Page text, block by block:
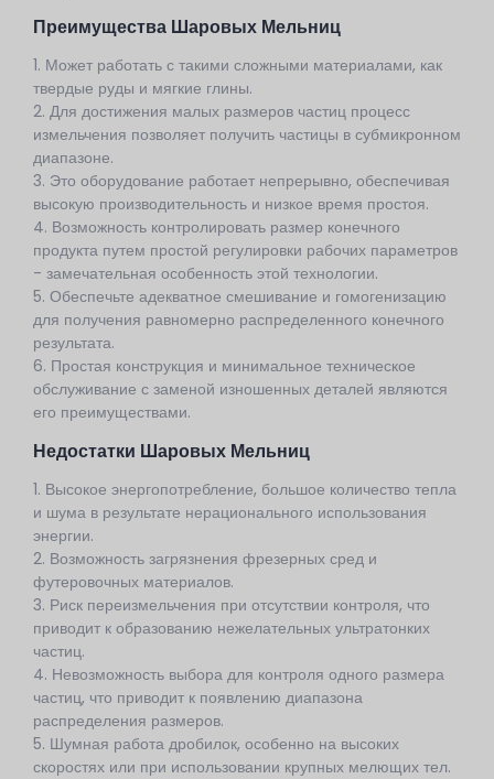
Преимущества Шаровых Мельниц
1. Может работать с такими сложными материалами, как
твердые руды и мягкие глины.
2. Для достижения малых размеров частиц процесс
измельчения позволяет получить частицы в субмикронном
диапазоне.
3. Это оборудование работает непрерывно, обеспечивая
высокую производительность и низкое время простоя.
4. Возможность контролировать размер конечного
продукта путем простой регулировки рабочих параметров
- замечательная особенность этой технологии.
5. Обеспечьте адекватное смешивание и гомогенизацию
для получения равномерно распределенного конечного
результата.
6. Простая конструкция и минимальное техническое
обслуживание с заменой изношенных деталей являются
его преимуществами.
Недостатки Шаровых Мельниц
1. Высокое энергопотребление, большое количество тепла
и шума в результате нерационального использования
энергии.
2. Возможность загрязнения фрезерных сред и
футеровочных материалов.
3. Риск переизмельчения при отсутствии контроля, что
приводит к образованию нежелательных ультратонких
частиц.
4. Невозможность выбора для контроля одного размера
частиц, что приводит к появлению диапазона
распределения размеров.
5. Шумная работа дробилок, особенно на высоких
скоростях или при использовании крупных мелющих тел.